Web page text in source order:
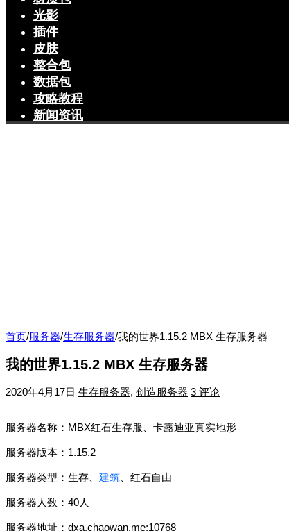
光影
插件
皮肤
整合包
数据包
攻略教程
新闻资讯
首页/服务器/生存服务器/我的世界1.15.2 MBX 生存服务器
我的世界1.15.2 MBX 生存服务器
2020年4月17日 生存服务器, 创造服务器 3 评论
——————————
服务器名称：MBX红石生存服、卡露迪亚真实地形
——————————
服务器版本：1.15.2
——————————
服务器类型：生存、 建筑 、红石自由
——————————
服务器人数：40人
——————————
服务器地址：dxa.chaowan.me:10768